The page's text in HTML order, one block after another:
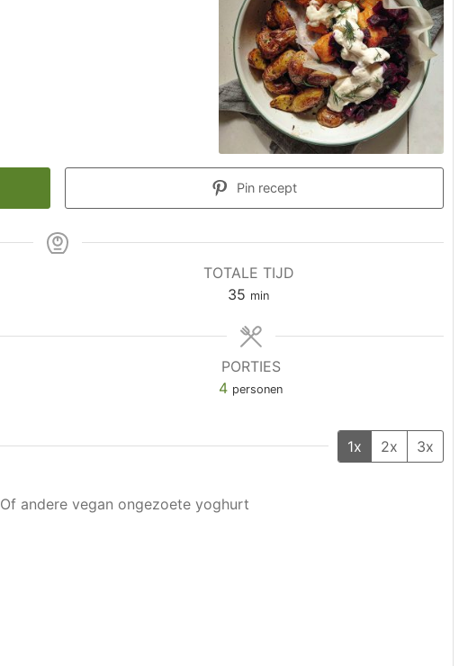
Pin recept
TOTALE TIJD
35 min
PORTIES
4 personen
1x 2x
3x
Of andere vegan ongezoete yoghurt